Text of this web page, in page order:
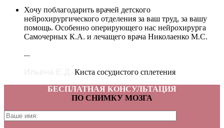
Хочу поблагодарить врачей детского
нейрохирургического отделения за ваш труд, за вашу
помощь. Особенно оперирующего нас нейрохирурга
Самочерных К.А. и лечащего врача Николаенко М.С.
...
Киста сосудистого сплетения
БЕСПЛАТНАЯ КОНСУЛЬТАЦИЯ
ПО СНИМКУ МОЗГА